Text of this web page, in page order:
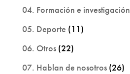
04. Formación e investigación
05. Deporte (11)
06. Otros(22)
07. Hablan de nosotros(26)